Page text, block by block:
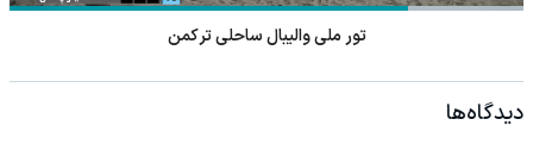
تور ملی والیبال ساحلی ترکمن
دیدگاه‌ها